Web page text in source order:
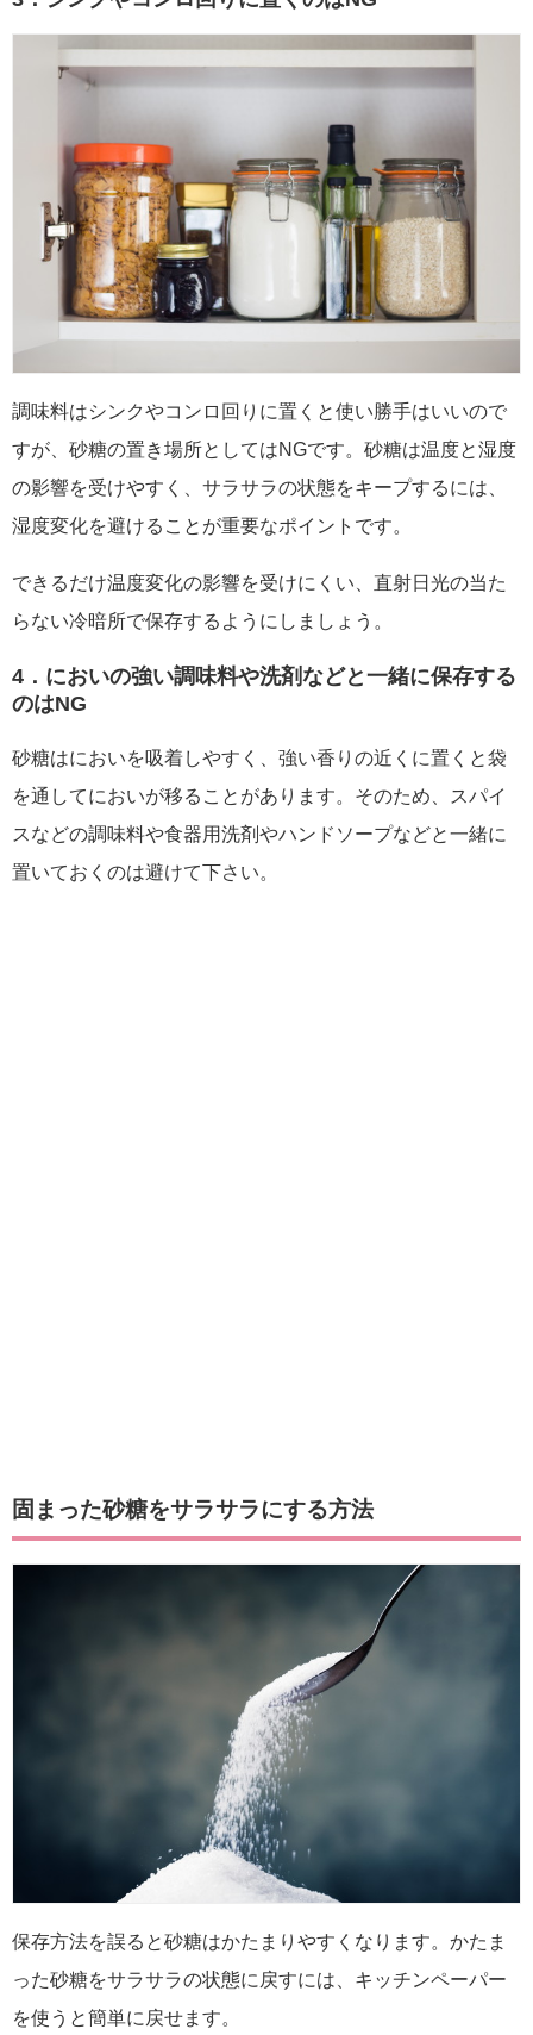
調味料はシンクやコンロ回りに置くと使い勝手はいいので
すが、砂糖の置き場所としてはNGです。砂糖は温度と湿度
の影響を受けやすく、サラサラの状態をキープするには、
湿度変化を避けることが重要なポイントです。
できるだけ温度変化の影響を受けにくい、直射日光の当た
らない冷暗所で保存するようにしましょう。
4．においの強い調味料や洗剤などと一緒に保存する
のはNG
砂糖はにおいを吸着しやすく、強い香りの近くに置くと袋
を通してにおいが移ることがあります。そのため、スパイ
スなどの調味料や食器用洗剤やハンドソープなどと一緒に
置いておくのは避けて下さい。
固まった砂糖をサラサラにする方法
保存方法を誤ると砂糖はかたまりやすくなります。かたま
った砂糖をサラサラの状態に戻すには、キッチンペーパー
を使うと簡単に戻せます。